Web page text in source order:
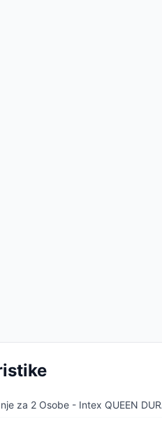
za 2 Osobe - Intex QUEEN